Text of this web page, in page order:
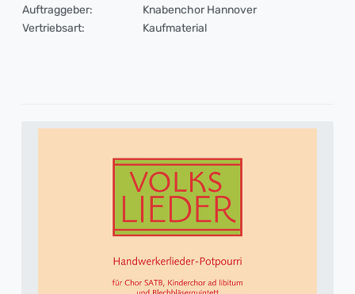
Auftraggeber:
Knabenchor Hannover
Vertriebsart:
Kaufmaterial